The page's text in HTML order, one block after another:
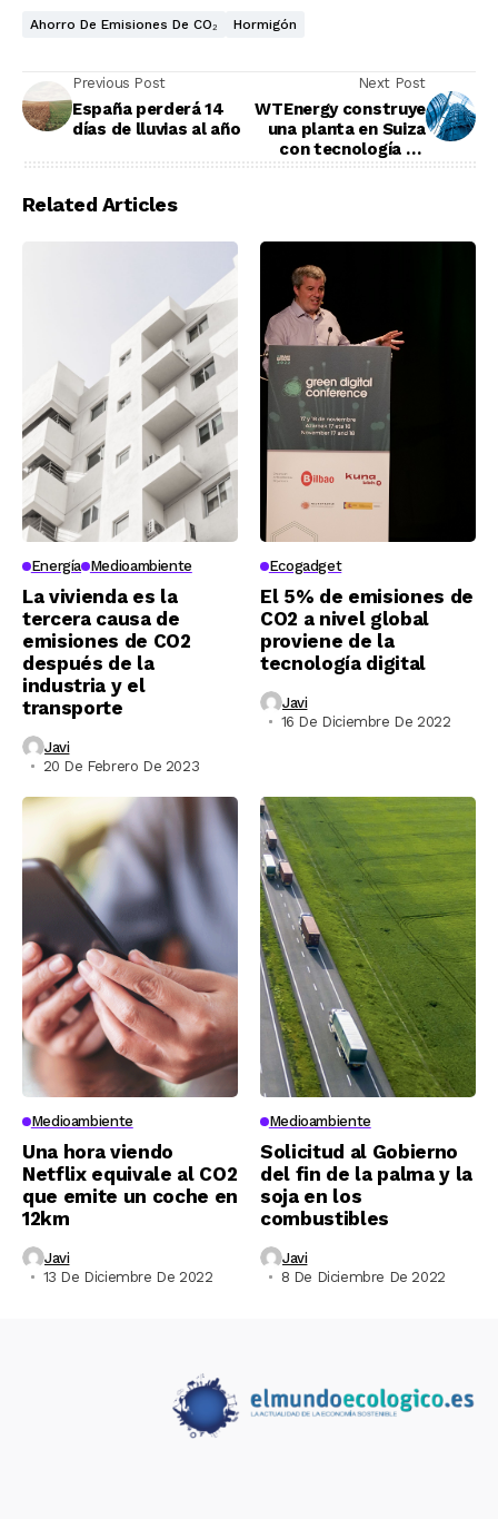
Ahorro De Emisiones De CO₂ Hormigón
Previous Post
España perderá 14
días de lluvias al año
Next Post
WTEnergy construye
una planta en Suiza
con tecnología de
Related Articles
Energía Medioambiente
La vivienda es la
tercera causa de
emisiones de CO2
después de la
industria y el
transporte
Javi
20 De Febrero De 2023
Ecogadget
El 5% de emisiones de
CO2 a nivel global
proviene de la
tecnología digital
Javi
16 De Diciembre De 2022
Medioambiente
Una hora viendo
Netflix equivale al CO2
que emite un coche en
12km
Javi
13 De Diciembre De 2022
Medioambiente
Solicitud al Gobierno
del fin de la palma y la
soja en los
combustibles
Javi
8 De Diciembre De 2022